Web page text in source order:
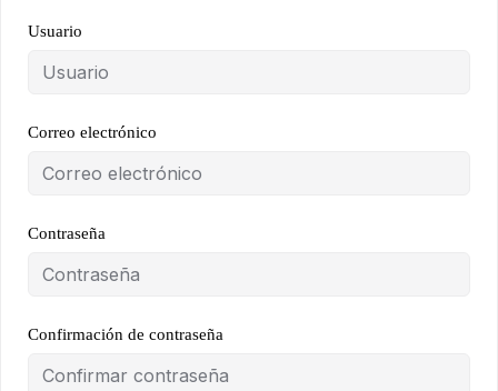
Usuario
Correo electrónico
Contraseña
Confirmación de contraseña